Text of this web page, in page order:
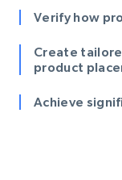
Verify how
Create
product
Achieve